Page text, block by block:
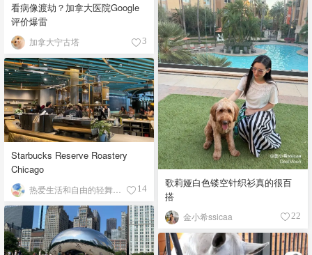
看病像渡劫？加拿大医院Google
评价爆雷
加拿大宁古塔 3
歌莉娅白色镂空针织衫真的很百
搭
金小希ssicaa 22
Starbucks Reserve Roastery
Chicago
14